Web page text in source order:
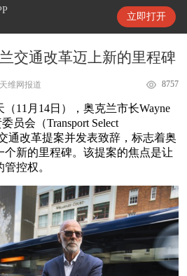
立即打开
天维新闻
交通改革迈上新的里程碑
维网报道 8757
（11月14日），奥克兰市长Wayne
员会（Transport Select
通改革提案并发表致辞，标志着奥
个新的里程碑。该提案的焦点是让
控权。